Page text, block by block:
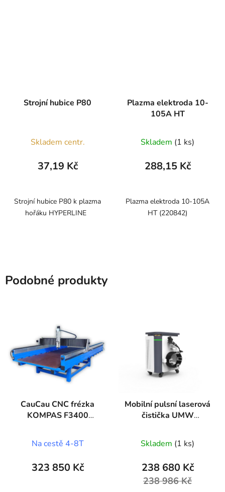
Strojní hubice P80
Skladem centr.
37,19 Kč
Strojní hubice P80 k plazma
hořáku HYPERLINE
Plazma elektroda 10-
105A HT
Skladem (1 ks)
288,15 Kč
Plazma elektroda 10-105A
HT (220842)
Podobné produkty
CauCau CNC frézka
KOMPAS F3400
Na cestě 4-8T
323 850 Kč
Mobilní pulsní laserová
čistička UMW
Skladem (1 ks)
238 680 Kč
238 986 Kč